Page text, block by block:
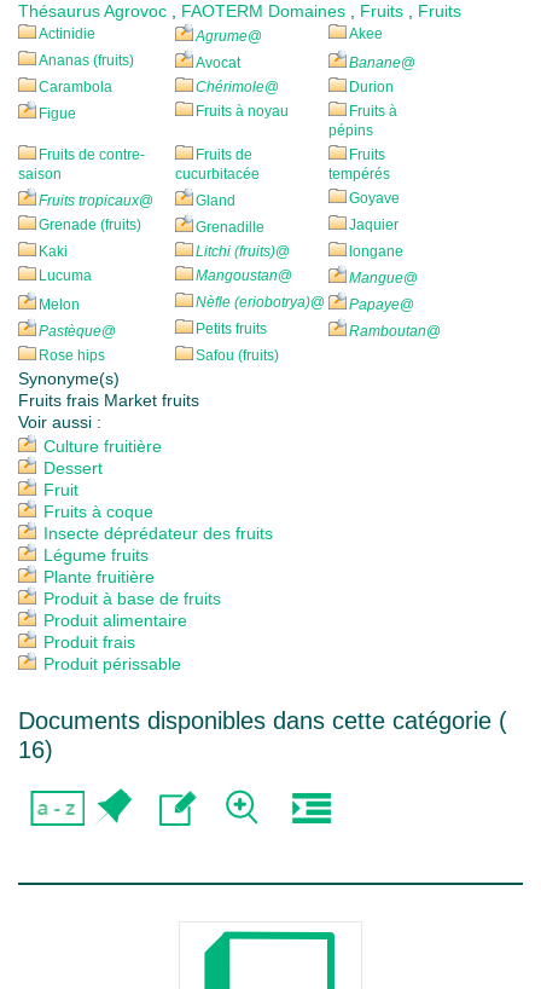
Thésaurus Agrovoc FAOTERM Domaines Fruits Fruits
Actinidie Agrume@
Akee
Ananas (fruits)
Avocat Banane@
Carambola
Chérimole@
Durion
Figue
Fruits à noyau
Fruits à
pépins
Fruits de contre-
saison
Fruits de
cucurbitacée
Fruits
tempérés
Fruits tropicaux@ Gland
Goyave
Grenade (fruits)
Grenadille
Jaquier
Kaki
Litchi (fruits)@
longane
Lucuma
Mangoustan@ Mangue@
Melon
Nèfle (eriobotrya)@ Papaye@
Pastèque@ Petits fruits Ramboutan@
Rose hips
Safou (fruits)
Synonyme(s)
Fruits frais Market fruits
Voir aussi :
Culture fruitière
Dessert
Fruit
Fruits à coque
Insecte déprédateur des fruits
Légume fruits
Plante fruitière
Produit à base de fruits
Produit alimentaire
Produit frais
Produit périssable
Documents disponibles dans cette catégorie (
16)